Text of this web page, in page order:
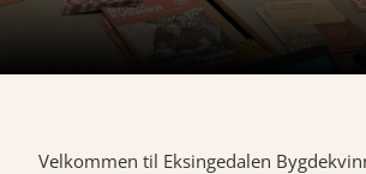
Velkommen til Eksingedalen